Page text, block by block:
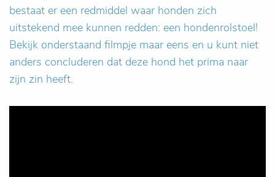
bestaat er een redmiddel waar honden zich
uitstekend mee kunnen redden: een hondenrolstoel!
Bekijk onderstaand filmpje maar eens en u kunt niet
anders concluderen dat deze hond het prima naar
zijn zin heeft.